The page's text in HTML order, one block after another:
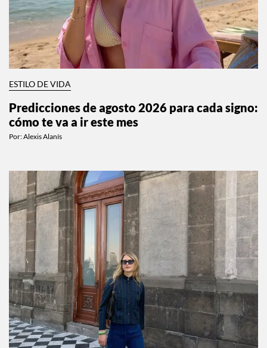
ESTILO DE VIDA
Predicciones de agosto 2026 para cada signo:
cómo te va a ir este mes
Por:Alexis Alanís